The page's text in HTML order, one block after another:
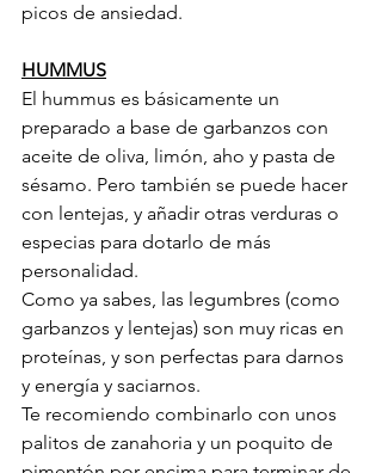
picos de ansiedad.
HUMMUS
El hummus es básicamente un
preparado a base de garbanzos con
aceite de oliva, limón, aho y pasta de
sésamo. Pero también se puede hacer
con lentejas, y añadir otras verduras o
especias para dotarlo de más
personalidad.
Como ya sabes, las legumbres (como
garbanzos y lentejas) son muy ricas en
proteínas, y son perfectas para darnos
y energía y saciarnos.
Te recomiendo combinarlo con unos
palitos de zanahoria y un poquito de